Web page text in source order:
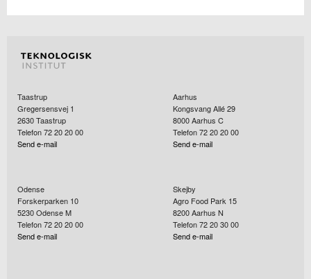
Taastrup
Gregersensvej 1
2630Taastrup
Telefon 72 20 20 00
Send e-mail
Aarhus
Kongsvang Allé 29
8000Aarhus C
Telefon 72 20 20 00
Send e-mail
Odense
Forskerparken 10
5230Odense M
Telefon 72 20 20 00
Send e-mail
Skejby
Agro Food Park 15
8200Aarhus N
Telefon 72 20 30 00
Send e-mail